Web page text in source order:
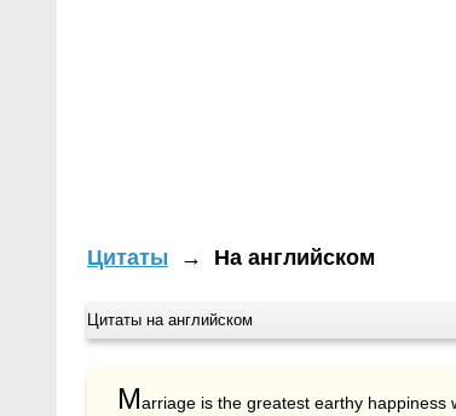
Цитаты → На английском
Цитаты на английском
Marriage is the greatest earthy